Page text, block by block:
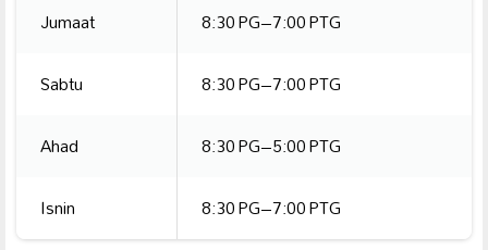
Jumaat
8:30 PG–7:00 PTG
Sabtu
8:30 PG–7:00 PTG
Ahad
8:30 PG–5:00 PTG
Isnin
8:30 PG–7:00 PTG